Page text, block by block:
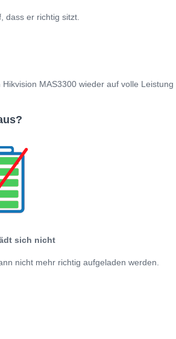
dass er richtig sitzt.
MAS3300 wieder auf volle Leistung
sich nicht
nicht mehr richtig aufgeladen werden.